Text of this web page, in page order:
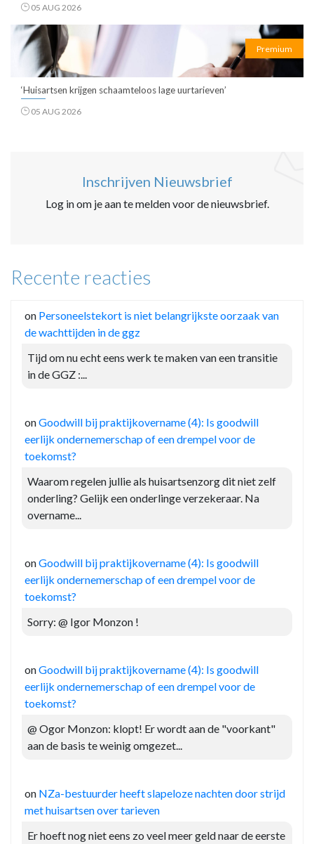
05 AUG 2026
Premium
‘Huisartsen krijgen schaamteloos lage uurtarieven’
05 AUG 2026
Inschrijven Nieuwsbrief
Log in om je aan te melden voor de nieuwsbrief.
Recente reacties
on Personeelstekort is niet belangrijkste oorzaak van
de wachttijden in de ggz
Tijd om nu echt eens werk te maken van een transitie
in de GGZ :...
onGoodwill bij praktijkovername (4): Is goodwill
eerlijk ondernemerschap of een drempel voor de
toekomst?
Waarom regelen jullie als huisartsenzorg dit niet zelf
onderling? Gelijk een onderlinge verzekeraar. Na
overname...
onGoodwill bij praktijkovername (4): Is goodwill
eerlijk ondernemerschap of een drempel voor de
toekomst?
Sorry: @ Igor Monzon !
onGoodwill bij praktijkovername (4): Is goodwill
eerlijk ondernemerschap of een drempel voor de
toekomst?
@ Ogor Monzon: klopt! Er wordt aan de "voorkant"
aan de basis te weinig omgezet...
on NZa-bestuurder heeft slapeloze nachten door strijd
met huisartsen over tarieven
Er hoeft nog niet eens zo veel meer geld naar de eerste